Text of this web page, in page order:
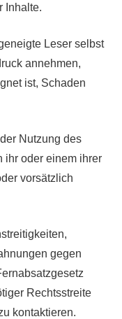
Inhalte.
Leser selbst
annehmen,
ist, Schaden
Nutzung des
ihr oder einem ihrer
vorsätzlich
gegen
Rechtsstreite
kontaktieren.